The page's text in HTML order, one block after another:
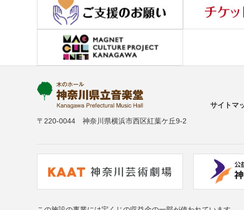
〒220-0044 神奈川県横浜市西区紅葉ケ丘9-2
サイトマ